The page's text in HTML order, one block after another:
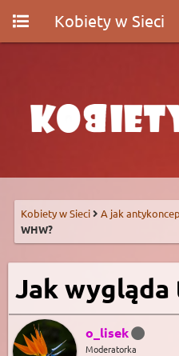
Kobiety w Sieci
Kobiety w Sieci A jak
WHW?
Jak wygląda
o_lisek
Moderatorka